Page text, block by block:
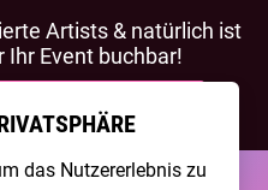
Artists & natürlich ist
Ihr Event buchbar!
das Nutzererlebnis zu